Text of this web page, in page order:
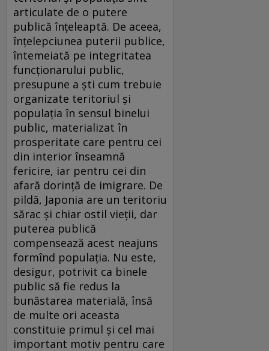
articulate de o putere
publică înțeleaptă. De aceea,
înțelepciunea puterii publice,
întemeiată pe integritatea
funcționarului public,
presupune a ști cum trebuie
organizate teritoriul și
populația în sensul binelui
public, materializat în
prosperitate care pentru cei
din interior înseamnă
fericire, iar pentru cei din
afară dorință de imigrare. De
pildă, Japonia are un teritoriu
sărac și chiar ostil vieții, dar
puterea publică
compensează acest neajuns
formînd populația. Nu este,
desigur, potrivit ca binele
public să fie redus la
bunăstarea materială, însă
de multe ori aceasta
constituie primul și cel mai
important motiv pentru care